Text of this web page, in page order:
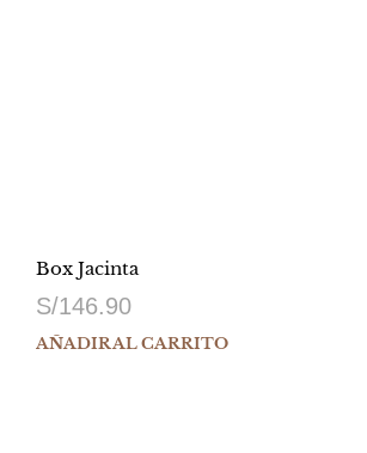
Box Jacinta
S/146.90
AÑADIR AL CARRITO